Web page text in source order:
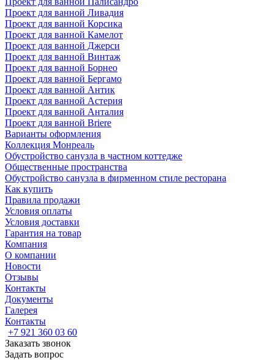
Проект для ванной Ливадия
Проект для ванной Корсика
Проект для ванной Камелот
Проект для ванной Джерси
Проект для ванной Винтаж
Проект для ванной Борнео
Проект для ванной Бергамо
Проект для ванной Антик
Проект для ванной Астерия
Проект для ванной Анталия
Проект для ванной Briere
Варианты оформления
Коллекция Монреаль
Обустройство санузла в частном коттедже
Общественные пространства
Обустройство санузла в фирменном стиле ресторана
Как купить
Правила продажи
Условия оплаты
Условия доставки
Гарантия на товар
Компания
О компании
Новости
Отзывы
Контакты
Документы
Галерея
Контакты
+7 921 360 03 60
Заказать звонок
Задать вопрос